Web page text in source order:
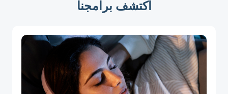
اكتشف برامجنا